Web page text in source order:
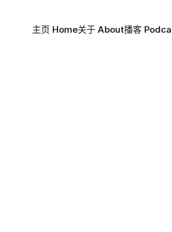
主页 Home关于 About播客